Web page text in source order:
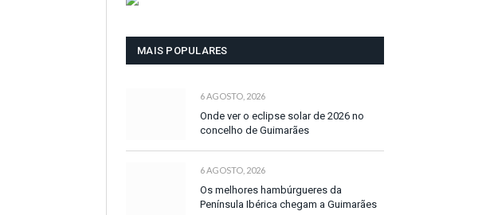
MAIS POPULARES
6 AGOSTO, 2026
Onde ver o eclipse solar de 2026 no
concelho de Guimarães
6 AGOSTO, 2026
Os melhores hambúrgueres da
Península Ibérica chegam a Guimarães